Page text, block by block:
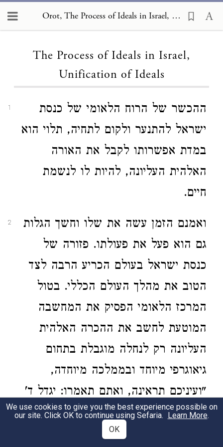
Orot, The Process of Ideals in Israel, Unification of Ideals
The Process of Ideals in Israel,
Unification of Ideals
1
ההכשר של הרוח הלאומי של כנסת
ישראל להתנער ולקום לתחיה, תלוי הוא
במדת אפשרותו לקבל את האורה
האלהית העליונה, להיות לו לנשמת
חיים.
2
ואמנם הזמן עשה את שלו וחשך הגלות
גם הוא פעל את פעולתו. פזורה של
כנסת ישראל בעולם הכריע הרבה לצד
הטוב את מהלך העולם הכללי. בטול
המרכז הלאומי הפסיק את המחשבה
המוטעת לחשב את ההכרה האלהית
העליונה רק לנחלה מוגבלת בתחום
גיאוגרפי מיוחד ובממלכה מיוחדה,
"ועיניכם תראינה, ואתם תאמרו: יגדל ד'
מעל לגבול ישראל". ורעיון זה, הנראה
כבודד, עזר הרבה לבהירות המושגים
We use cookies to give you the best experience possible on
our site. Click OK to continue using Sefaria. Learn More.
OK